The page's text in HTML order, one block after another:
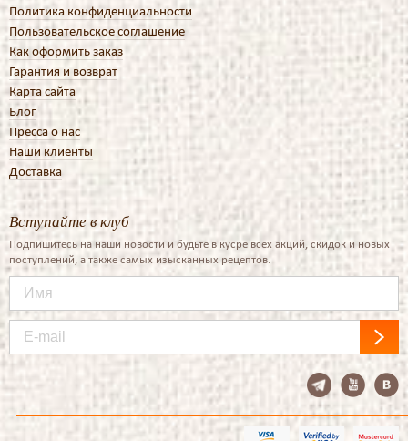
Политика конфиденциальности
Пользовательское соглашение
Как оформить заказ
Гарантия и возврат
Карта сайта
Блог
Пресса о нас
Наши клиенты
Доставка
Вступайте в клуб
Подпишитесь на наши новости и будьте в кусре всех акций, скидок и новых
поступлений, а также самых изысканных рецептов.